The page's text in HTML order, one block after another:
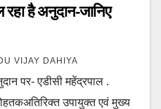
रहा है अनुदान-जानिए
VIJAY DAHIYA
पर- एडीसी महेंद्रपाल .
उपायुक्त एवं मुख्य